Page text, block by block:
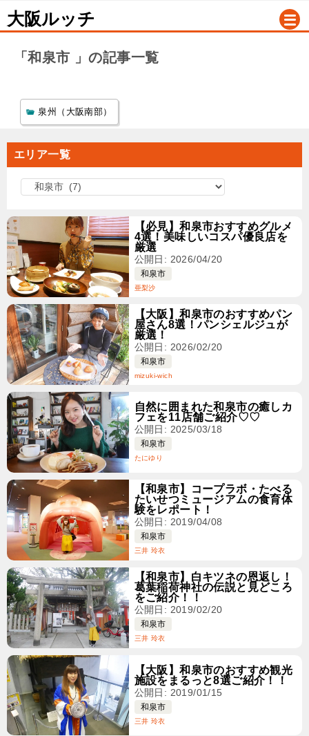
大阪ルッチ
「和泉市 」の記事一覧
泉州（大阪南部）
エリア一覧
ア
一
覧
【必見】和泉市おすすめグルメ
4選！美味しいコスパ優良店を
厳選
公開日: 2026/04/20
和泉市
亜梨沙
【大阪】和泉市のおすすめパン
屋さん8選！パンシェルジュが
厳選！
公開日: 2026/02/20
和泉市
mizuki-wich
自然に囲まれた和泉市の癒しカ
フェを11店舗ご紹介♡♡
公開日: 2025/03/18
和泉市
たにゆり
【和泉市】コープラボ・たべる
たいせつミュージアムの食育体
験をレポート！
公開日: 2019/04/08
和泉市
三井 玲衣
【和泉市】白キツネの恩返し！
葛葉稲荷神社の伝説と見どころ
をご紹介！！
公開日: 2019/02/20
和泉市
三井 玲衣
【大阪】和泉市のおすすめ観光
施設をまるっと8選ご紹介！！
公開日: 2019/01/15
和泉市
三井 玲衣